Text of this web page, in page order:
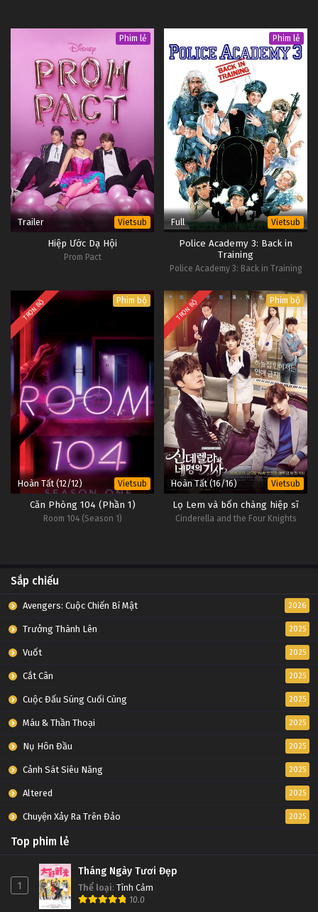
Phim lẻ
Trailer Vietsub
Hiệp Ước Dạ Hội
Prom Pact
Phim lẻ
Full Vietsub
Police Academy 3: Back in
Training
Police Academy 3: Back in Training
TRỌN BỘ Phim bộ
Hoàn Tất (12/12) Vietsub
Căn Phòng 104 (Phần 1)
Room 104 (Season 1)
TRỌN BỘ Phim bộ
Hoàn Tất (16/16) Vietsub
Lọ Lem và bốn chàng hiệp sĩ
Cinderella and the Four Knights
Sắp chiếu
Avengers: Cuộc Chiến Bí Mật 2026
Trưởng Thành Lên 2025
Vuốt 2025
Cắt Cân 2025
Cuộc Đấu Súng Cuối Cùng 2025
Máu & Thần Thoại 2025
Nụ Hôn Đầu 2025
Cảnh Sát Siêu Năng 2025
Altered 2025
Chuyện Xảy Ra Trên Đảo 2025
Top phim lẻ
1
Tháng Ngày Tươi Đẹp
Thể loại: Tình Cảm
10.0